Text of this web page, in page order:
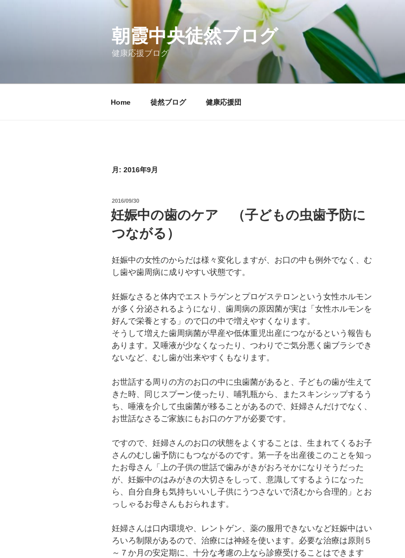
朝霞中央徒然ブログ
健康応援ブログ
Home 徒然ブログ 健康応援団
月: 2016年9月
投
稿
日:
2016/09/30
妊娠中の歯のケア （子どもの虫歯予防に
つながる）
妊娠中の女性のからだは様々変化しますが、お口の中も例外でなく、む
し歯や歯周病に成りやすい状態です。
妊娠なさると体内でエストラゲンとプロゲステロンという女性ホルモン
が多く分泌されるようになり、歯周病の原因菌が実は「女性ホルモンを
好んで栄養とする」ので口の中で増えやすくなります。
そうして増えた歯周病菌が早産や低体重児出産につながるという報告も
あります。又唾液が少なくなったり、つわりでご気分悪く歯ブラシでき
ないなど、むし歯が出来やすくもなります。
お世話する周りの方のお口の中に虫歯菌があると、子どもの歯が生えて
きた時、同じスプーン使ったり、哺乳瓶から、またスキンシップするう
ち、唾液を介して虫歯菌が移ることがあるので、妊婦さんだけでなく、
お世話なさるご家族にもお口のケアが必要です。
ですので、妊婦さんのお口の状態をよくすることは、生まれてくるお子
さんのむし歯予防にもつながるのです。第一子を出産後このことを知っ
たお母さん「上の子供の世話で歯みがきがおろそかになりそうだった
が、妊娠中のはみがきの大切さをしって、意識してするようになった
ら、自分自身も気持ちいいし子供にうつさないで済むから合理的」とお
っしゃるお母さんもおられます。
妊婦さんは口内環境や、レントゲン、薬の服用できないなど妊娠中はい
ろいろ制限があるので、治療には神経を使います。必要な治療は原則５
～７か月の安定期に、十分な考慮の上なら診療受けることはできます